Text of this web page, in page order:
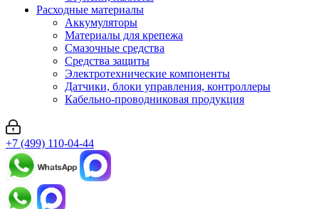
Расходные материалы
Аккумуляторы
Материалы для крепежа
Смазочные средства
Средства защиты
Электротехнические компоненты
Датчики, блоки управления, контроллеры
Кабельно-проводниковая продукция
+7 (499) 110-04-44